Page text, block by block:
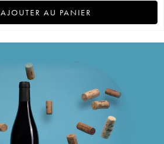
AJOUTER AU PANIER